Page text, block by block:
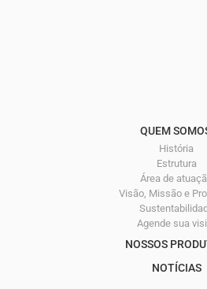
QUEM
História
Estrutura
Área de
Visão, Missão e
Agende sua
NOSSOS
NOTÍCIAS